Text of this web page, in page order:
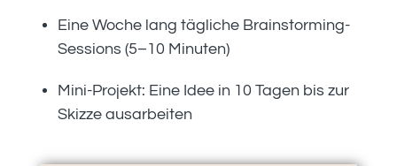
Eine Woche lang tägliche Brainstorming-
Sessions (5–10 Minuten)
Mini-Projekt: Eine Idee in 10 Tagen bis zur
Skizze ausarbeiten